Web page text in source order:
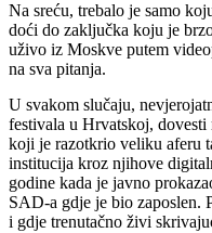
Na sreću, trebalo je samo
doći do zaključka koju je
uživo iz Moskve putem
na sva pitanja.
U svakom slučaju,
festivala u Hrvatskoj, dovesti
koji je razotkrio veliku aferu
institucija kroz njihove
godine kada je javno
SAD-a gdje je bio zaposlen.
i gdje trenutačno živi